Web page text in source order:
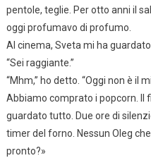
pentole, teglie. Per otto anni il
oggi profumavo di profumo.
Al cinema, Sveta mi ha
“Sei raggiante.”
“Mhm,” ho detto. “Oggi non è il
Abbiamo comprato i popcorn. Il
guardato tutto. Due ore di
timer del forno. Nessun Oleg
pronto?»